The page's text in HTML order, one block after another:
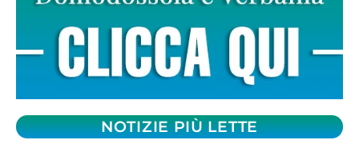
NOTIZIE PIÙ LETTE